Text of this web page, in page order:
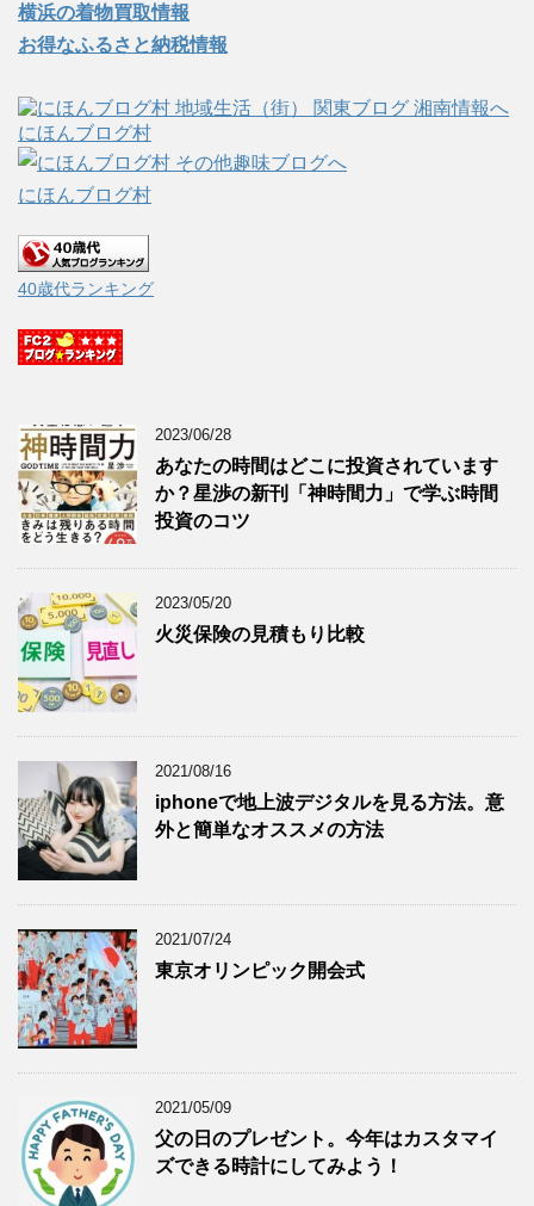
横浜の着物買取情報
お得なふるさと納税情報
にほんブログ村
にほんブログ村
40歳代ランキング
2023/06/28
あなたの時間はどこに投資されています
か？星渉の新刊「神時間力」で学ぶ時間
投資のコツ
2023/05/20
火災保険の見積もり比較
2021/08/16
iphoneで地上波デジタルを見る方法。意
外と簡単なオススメの方法
2021/07/24
東京オリンピック開会式
2021/05/09
父の日のプレゼント。今年はカスタマイ
ズできる時計にしてみよう！